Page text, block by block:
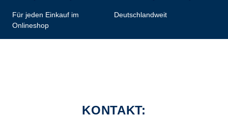
Für jeden Einkauf im
Onlineshop
Deutschlandweit
KONTAKT: